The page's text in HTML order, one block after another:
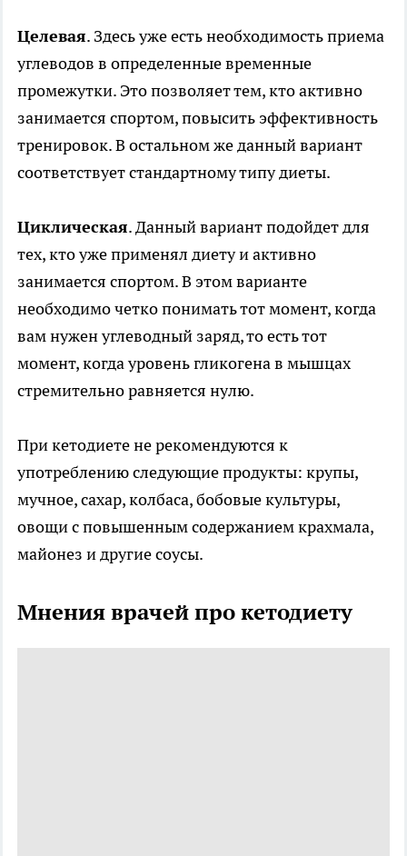
Целевая. Здесь уже есть необходимость приема
углеводов в определенные временные
промежутки. Это позволяет тем, кто активно
занимается спортом, повысить эффективность
тренировок. В остальном же данный вариант
соответствует стандартному типу диеты.
Циклическая. Данный вариант подойдет для
тех, кто уже применял диету и активно
занимается спортом. В этом варианте
необходимо четко понимать тот момент, когда
вам нужен углеводный заряд, то есть тот
момент, когда уровень гликогена в мышцах
стремительно равняется нулю.
При кетодиете не рекомендуются к
употреблению следующие продукты: крупы,
мучное, сахар, колбаса, бобовые культуры,
овощи с повышенным содержанием крахмала,
майонез и другие соусы.
Мнения врачей про кетодиету